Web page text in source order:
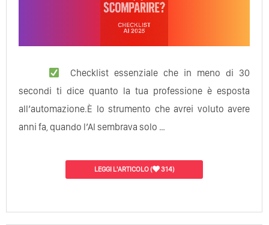
Checklist essenziale che in meno di 30
secondi ti dice quanto la tua professione è esposta
all’automazione.È lo strumento che avrei voluto avere
anni fa, quando l’AI sembrava solo …
LEGGI L'ARTICOLO( 314)